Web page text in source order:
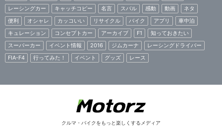
レーシングカー
キャッチコピー 名言 スバル 感動 動画
ネタ
便利
オシャレ カッコいい リサイクル バイク アプリ
車中泊
キュレーション
コンセプトカー アーカイブ F1
知っておきたい
スーパーカー
イベント情報 2016 ジムカーナ
レーシングドライバー
FIA-F4
行ってみた！ イベント グッズ レース
クルマ・バイクをもっと楽しくするメディア